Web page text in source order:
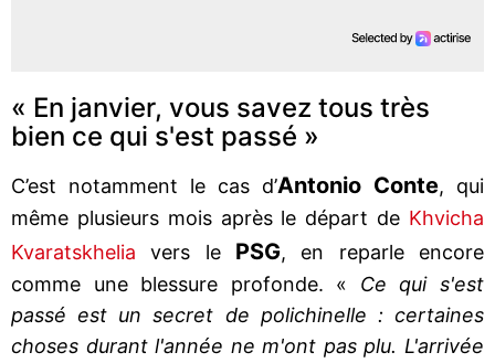
« En janvier, vous savez tous très
bien ce qui s'est passé »
C’est notamment le cas d’Antonio Conte, qui
même plusieurs mois après le départ de Khvicha
Kvaratskhelia
vers le PSG, en reparle encore
comme une blessure profonde. « Ce qui s'est
passé est un secret de polichinelle : certaines
choses durant l'année ne m'ont pas plu. L'arrivée